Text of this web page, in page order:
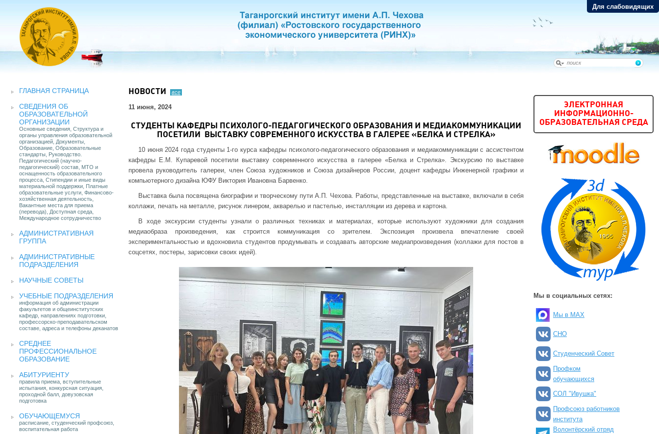
Для слабовидящих
ГЛАВНАЯ СТРАНИЦА
СВЕДЕНИЯ ОБ
ОБРАЗОВАТЕЛЬНОЙ
ОРГАНИЗАЦИИ
Основные сведения, Структура и
органы управления образовательной
организацией, Документы,
Образование, Образовательные
стандарты, Руководство.
Педагогический (научно-
педагогический) состав, МТО и
оснащенность образовательного
процесса, Стипендии и иные виды
материальной поддержки, Платные
образовательные услуги, Финансово-
хозяйственная деятельность,
Вакантные места для приема
(перевода), Доступная среда,
Международное сотрудничество
АДМИНИСТРАТИВНАЯ
ГРУППА
АДМИНИСТРАТИВНЫЕ
ПОДРАЗДЕЛЕНИЯ
НАУЧНЫЕ СОВЕТЫ
УЧЕБНЫЕ ПОДРАЗДЕЛЕНИЯ
информация об администрации
факультетов и общеинститутских
кафедр, направлениях подготовки,
профессорско-преподавательском
составе, адреса и телефоны деканатов
СРЕДНЕЕ
ПРОФЕССИОНАЛЬНОЕ
ОБРАЗОВАНИЕ
АБИТУРИЕНТУ
правила приема, вступительные
испытания, конкурсная ситуация,
проходной балл, довузовская
подготовка
ОБУЧАЮЩЕМУСЯ
расписание, студенческий профсоюз,
воспитательная работа
НОВОСТИ все
11 июня, 2024
СТУДЕНТЫ КАФЕДРЫ ПСИХОЛОГО-ПЕДАГОГИЧЕСКОГО ОБРАЗОВАНИЯ И МЕДИАКОММУНИКАЦИИ
ПОСЕТИЛИ ВЫСТАВКУ СОВРЕМЕННОГО ИСКУССТВА В ГАЛЕРЕЕ «БЕЛКА И СТРЕЛКА»
10 июня 2024 года студенты 1-го курса кафедры психолого-педагогического образования и медиакоммуникации с ассистентом
кафедры Е.М. Купаревой посетили выставку современного искусства в галерее «Белка и Стрелка». Экскурсию по выставке
провела руководитель галереи, член Союза художников и Союза дизайнеров России, доцент кафедры Инженерной графики и
компьютерного дизайна ЮФУ Виктория Ивановна Барвенко.
Выставка была посвящена биографии и творческому пути А.П. Чехова. Работы, представленные на выставке, включали в себя
коллажи, печать на металле, рисунок линером, акварелью и пастелью, инсталляции из дерева и картона.
В ходе экскурсии студенты узнали о различных техниках и материалах, которые используют художники для создания
медиаобраза произведения, как строится коммуникация со зрителем. Экспозиция произвела впечатление своей
экспериментальностью и вдохновила студентов продумывать и создавать авторские медиапроизведения (коллажи для постов в
соцсетях, постеры, зарисовки своих идей).
ЭЛЕКТРОННАЯ
ИНФОРМАЦИОННО-
ОБРАЗОВАТЕЛЬНАЯ СРЕДА
Мы в социальных сетях:
Мы в MAX
СНО
Студенческий Совет
Профком
обучающихся
СОЛ "Ивушка"
Профсоюз работников
института
Волонтёрский отряд